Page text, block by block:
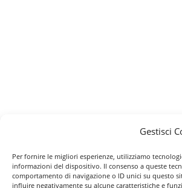
Gestisci
Per fornire le migliori esperienze, utilizziamo
informazioni del dispositivo. Il consenso a queste
comportamento di navigazione o ID unici su questo
influire negativamente su alcune caratteristiche e